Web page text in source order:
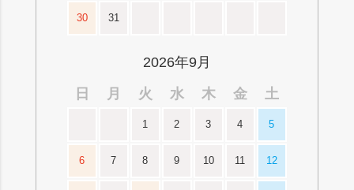
30 31
2026年9月
日
月 火 水 木 金 土
1 2 3 4 5
6 7 8 9 10 11 12